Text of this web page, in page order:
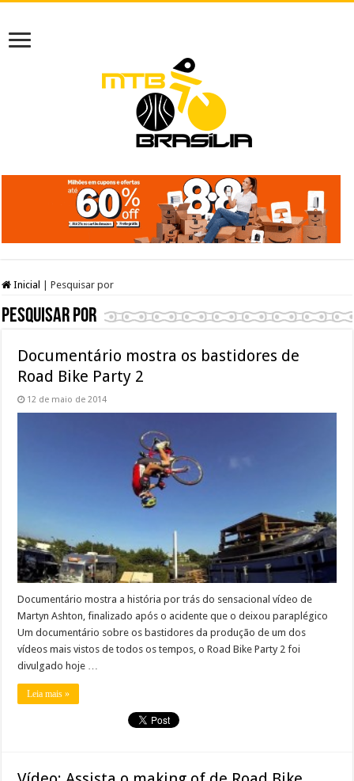
Inicial Pesquisar por
Pesquisar por
Documentário mostra os bastidores de
Road Bike Party 2
12 de maio de 2014
Documentário mostra a história por trás do sensacional vídeo de
Martyn Ashton, finalizado após o acidente que o deixou paraplégico
Um documentário sobre os bastidores da produção de um dos
vídeos mais vistos de todos os tempos, o Road Bike Party 2 foi
divulgado hoje …
Leia mais »